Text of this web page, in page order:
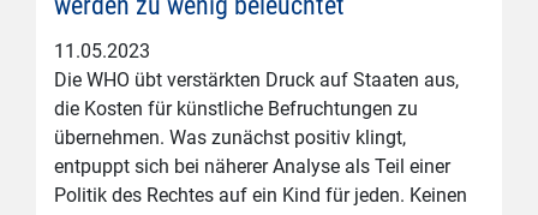
11.05.2023
Die WHO übt verstärkten Druck auf Staaten aus,
die Kosten für künstliche Befruchtungen zu
übernehmen. Was zunächst positiv klingt,
entpuppt sich bei näherer Analyse als Teil einer
Politik des Rechtes auf ein Kind für jeden. Keinen